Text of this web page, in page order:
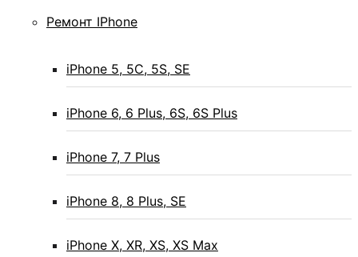
Ремонт IPhone
iPhone 5, 5C, 5S, SE
iPhone 6, 6 Plus, 6S, 6S Plus
iPhone 7, 7 Plus
iPhone 8, 8 Plus, SE
iPhone X, XR, XS, XS Max